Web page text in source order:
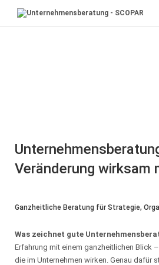
Veränderung wirksam
Ganzheitliche Beratung für Strategie,
Was zeichnet gute
Erfahrung mit einem ganzheitlichen Blick
die im Unternehmen wirken. Genau dafür